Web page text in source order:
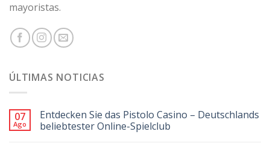
mayoristas.
ÚLTIMAS NOTICIAS
07
Ago
Entdecken Sie das Pistolo Casino – Deutschlands
beliebtester Online-Spielclub